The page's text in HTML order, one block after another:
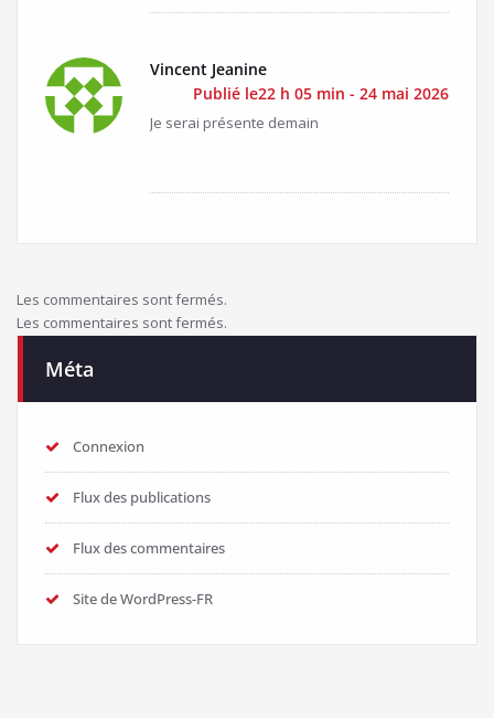
Vincent Jeanine
Publié le22 h 05 min - 24 mai 2026
Je serai présente demain
Les commentaires sont fermés.
Les commentaires sont fermés.
Méta
Connexion
Flux des publications
Flux des commentaires
Site de WordPress-FR